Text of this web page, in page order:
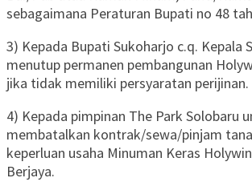
sebagaimana Peraturan Bupati no 48
3) Kepada Bupati Sukoharjo c.q. Kepala
menutup permanen pembangunan
jika tidak memiliki persyaratan perijinan.
4) Kepada pimpinan The Park Solobaru
membatalkan kontrak/sewa/pinjam
keperluan usaha Minuman Keras
Berjaya.